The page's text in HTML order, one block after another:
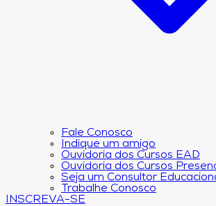
Fale Conosco
Indique um amigo
Ouvidoria dos Cursos EAD
Ouvidoria dos Cursos
Seja um Consultor
Trabalhe Conosco
INSCREVA-SE